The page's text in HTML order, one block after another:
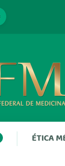
ÉTICA